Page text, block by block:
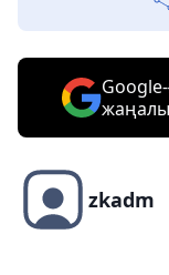
zkadm